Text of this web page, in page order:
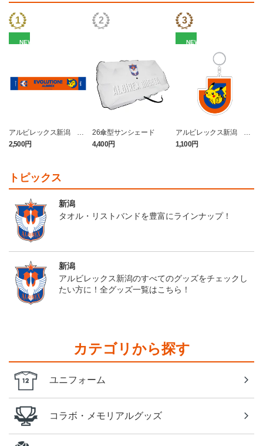
NEW
アルビレックス新潟 ピ
カチュウ タオルマフラー
2,500円
26傘型サンシェード
4,400円
NEW
アルビレックス新潟 ピ
カチュウ キーホルダー
1,100円
トピックス
新潟
タオル・リストバンドを豊富にラインナップ！
新潟
アルビレックス新潟のすべてのグッズをチェックし
たい方に！全グッズ一覧はこちら！
カテゴリから探す
ユニフォーム
コラボ・メモリアルグッズ